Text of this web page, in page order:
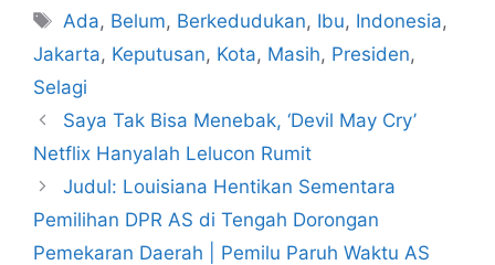
Tag
Ada, Belum, Berkedudukan, Ibu, Indonesia,
Jakarta, Keputusan, Kota, Masih, Presiden,
Selagi
Saya Tak Bisa Menebak, ‘Devil May Cry’
Netflix Hanyalah Lelucon Rumit
Judul: Louisiana Hentikan Sementara
Pemilihan DPR AS di Tengah Dorongan
Pemekaran Daerah | Pemilu Paruh Waktu AS